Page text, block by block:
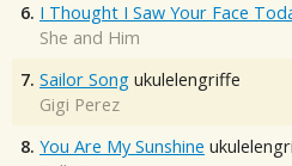
6. I Thought I Saw Your Face
She and Him
7. Sailor Song ukulelengriffe
Gigi Perez
8. You Are My Sunshine